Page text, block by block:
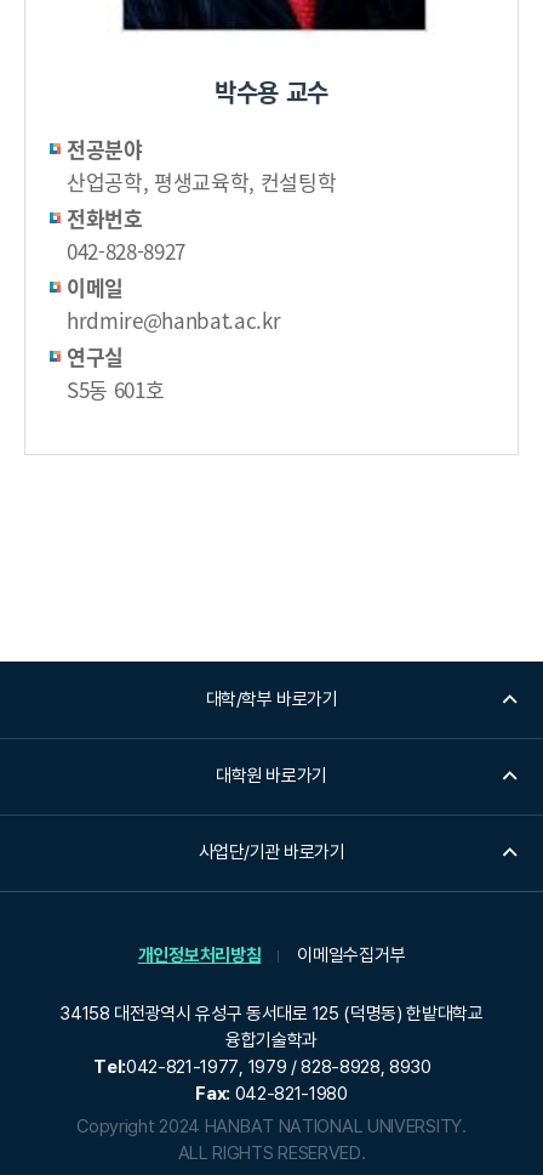
박수용 교수
전공분야
산업공학, 평생교육학, 컨설팅학
전화번호
042-828-8927
이메일
hrdmire@hanbat.ac.kr
연구실
S5동 601호
대학/학부 바로가기
대학원 바로가기
사업단/기관 바로가기
개인정보처리방침 이메일수집거부
34158 대전광역시 유성구 동서대로 125 (덕명동) 한밭대학교
융합기술학과
Tel:042-821-1977, 1979 / 828-8928, 8930
Fax: 042-821-1980
Copyright 2024 HANBAT NATIONAL UNIVERSITY.
ALL RIGHTS RESERVED.